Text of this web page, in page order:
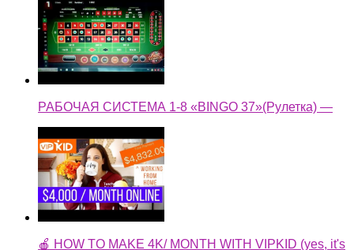
🍎 HOW TO MAKE 4K/ MONTH WITH VIPKID (yes, it's
possible) → Working Online From Home Full time —